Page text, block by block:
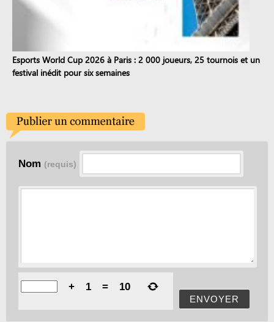
Esports World Cup 2026 à Paris : 2 000 joueurs, 25 tournois et un
festival inédit pour six semaines
Nom (requis)
ENVOYER
+ 1 = 10